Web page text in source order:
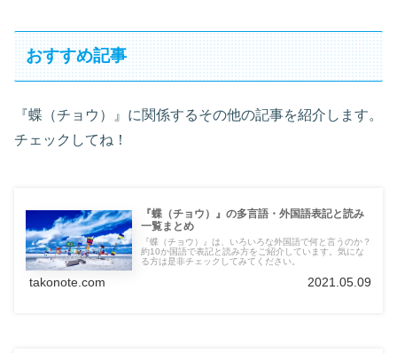
おすすめ記事
『蝶（チョウ）』に関係するその他の記事を紹介します。
チェックしてね！
『蝶（チョウ）』の多言語・外国語表記と読み
一覧まとめ
『蝶（チョウ）』は、いろいろな外国語で何と言うのか？
約10か国語で表記と読み方をご紹介しています。気にな
る方は是非チェックしてみてください。
takonote.com 2021.05.09